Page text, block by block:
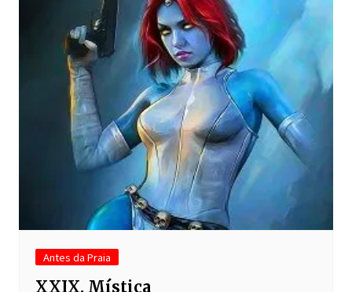
Antes da Praia
XXIX. Mística